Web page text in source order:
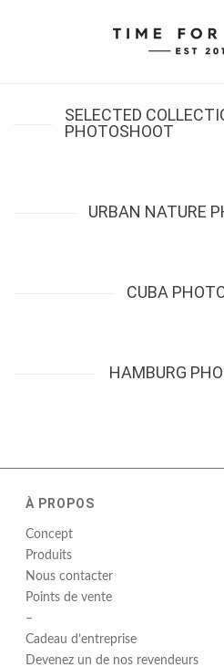
SELECTED
PHOTOSHOOT
URBAN NATURE
CUBA
HAMBURG
À PROPOS
Concept
Produits
Nous contacter
Points de vente
–
Cadeau d’entreprise
Devenez un de nos revendeurs